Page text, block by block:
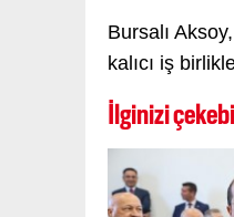
Bursalı
kalıcı iş
İlginizi